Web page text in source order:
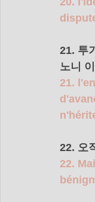
21. 투
노니
21.
22. 오
22.